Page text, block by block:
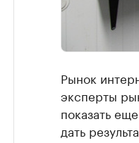
Рынок
эксперты
показать
дать